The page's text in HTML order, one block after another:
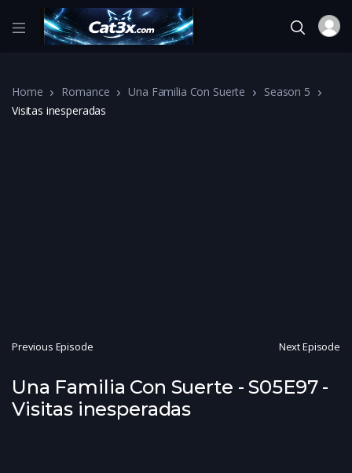
Home Romance Una Familia Con Suerte
Season 5
Visitas inesperadas
Previous Episode Next Episode
Una Familia Con Suerte - S05E97 -
Visitas inesperadas